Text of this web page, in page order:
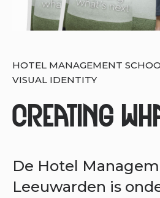
HOTEL MANAGEMENT
VISUAL IDENTITY
CREATING
De Hotel
Leeuwarden is